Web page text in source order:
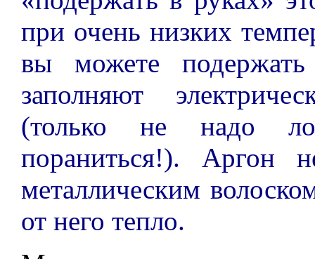
при очень низких
вы можете
заполняют
(только не надо
пораниться!). Аргон
металлическим
от него тепло.